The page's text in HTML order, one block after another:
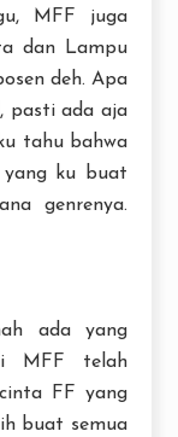
MFF juga
dan Lampu
deh. Apa
pasti ada aja
tahu bahwa
ku buat
genrenya.
ada yang
MFF telah
FF yang
buat semua